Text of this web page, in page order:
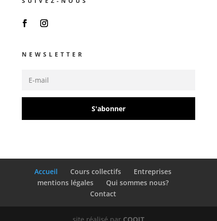
NEWSLETTER
S'abonner
Accueil Cours collectifs
Entreprises
mentions légales
Qui sommes nous?
Contact